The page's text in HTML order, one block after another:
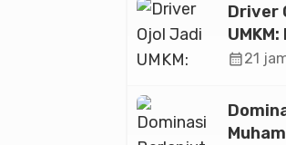
Driver
calendar_month21